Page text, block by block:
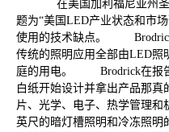
在美国加利福尼亚州圣迭戈
题为“美国LED产业状态和市
使用的技术缺点。 Brodrick
传统的照明应用全部由LED照
庭的用电。 Brodrick在报告
白纸开始设计并拿出产品那
片、光学、电子、热学管理
英尺的暗灯槽照明和冷冻照明